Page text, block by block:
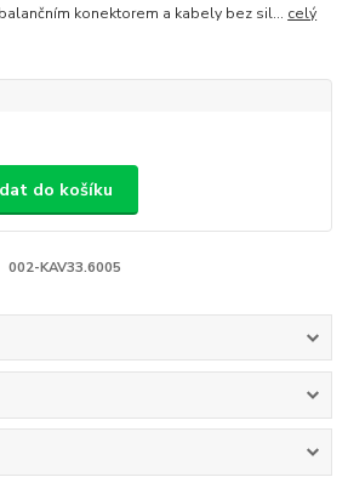
konektorem a kabely bez sil... celý
do košíku
002-KAV33.6005